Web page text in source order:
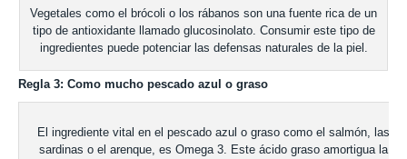
Vegetales como el brócoli o los rábanos son una fuente rica de un
tipo de antioxidante llamado glucosinolato. Consumir este tipo de
ingredientes puede potenciar las defensas naturales de la piel.
Regla 3: Como mucho pescado azul o graso
El ingrediente vital en el pescado azul o graso como el salmón, las
sardinas o el arenque, es Omega 3. Este ácido graso amortigua la